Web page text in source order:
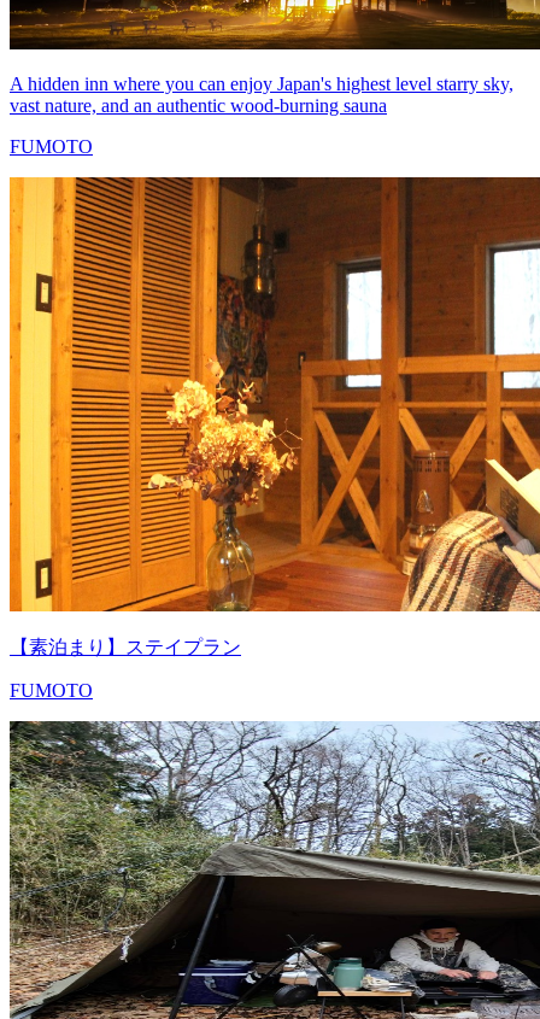
A hidden inn where you can enjoy Japan's highest level starry sky,
vast nature, and an authentic wood-burning sauna
FUMOTO
【素泊まり】ステイプラン
FUMOTO